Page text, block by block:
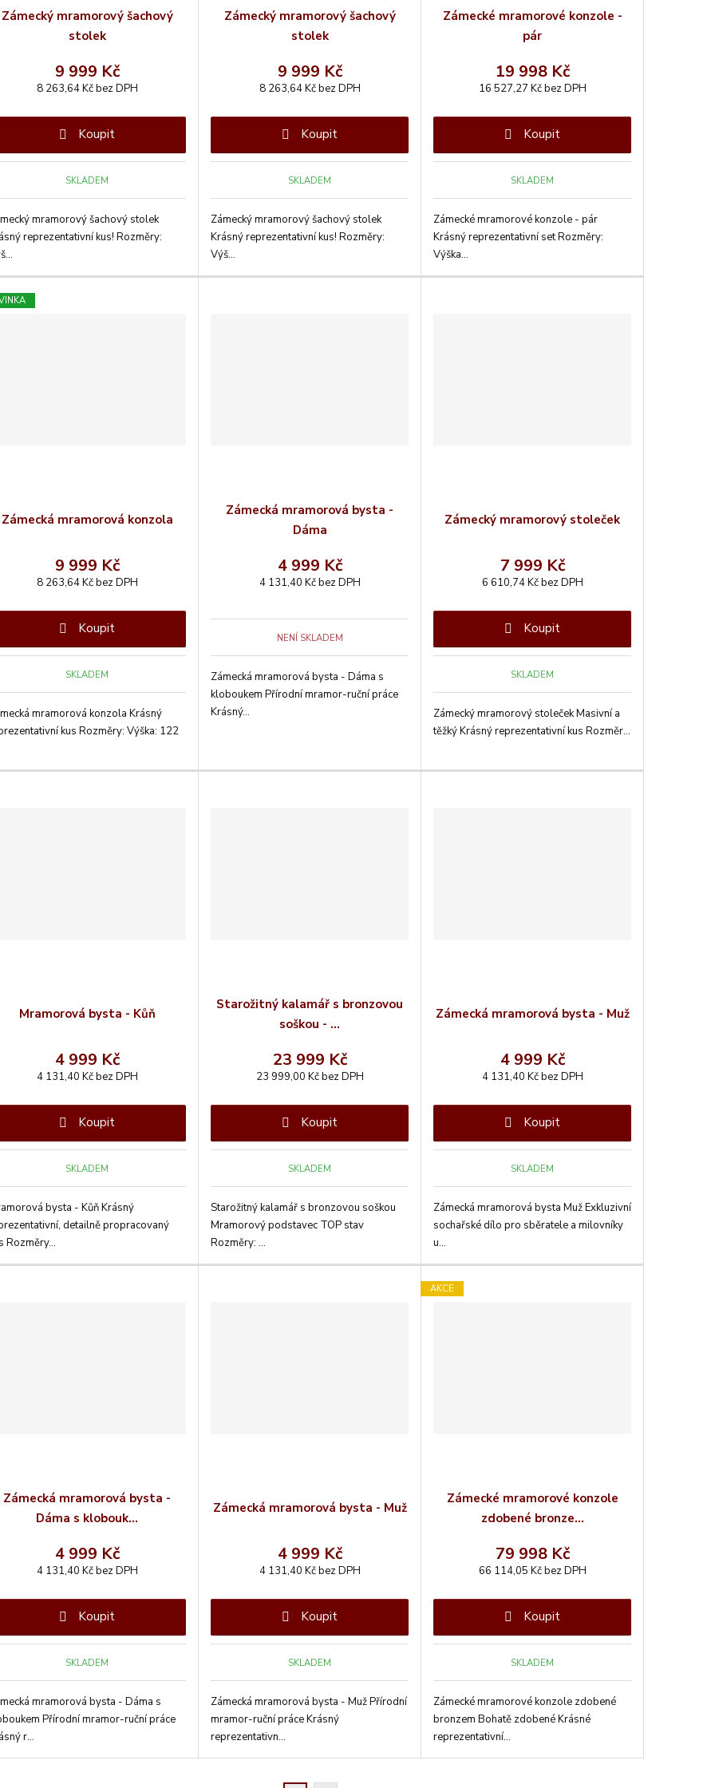
s
s
Zámecký mramorový šachový
stolek
9 999 Kč
8 263,64 Kč bez DPH
Koupit
SKLADEM
mramorový šachový stolek
reprezentativní kus! Rozměry:
Zámecký mramorový šachový
stolek
9 999 Kč
8 263,64 Kč bez DPH
Koupit
SKLADEM
Zámecký mramorový šachový stolek
Krásný reprezentativní kus! Rozměry:
Výš...
Zámecké mramorové konzole -
pár
19 998 Kč
16 527,27 Kč bez DPH
Koupit
SKLADEM
Zámecké mramorové konzole - pár
Krásný reprezentativní set Rozměry:
Výška...
Zámecká mramorová konzola
9 999 Kč
8 263,64 Kč bez DPH
Koupit
SKLADEM
mramorová konzola Krásný
kus Rozměry: Výška: 122
Zámecká mramorová bysta -
Dáma
4 999 Kč
4 131,40 Kč bez DPH
NENÍ SKLADEM
Zámecká mramorová bysta - Dáma s
kloboukem Přírodní mramor-ruční práce
Krásný...
Zámecký mramorový stoleček
7 999 Kč
6 610,74 Kč bez DPH
Koupit
SKLADEM
Zámecký mramorový stoleček Masivní a
těžký Krásný reprezentativní kus Rozměr...
Mramorová bysta - Kůň
4 999 Kč
4 131,40 Kč bez DPH
Koupit
SKLADEM
bysta - Kůň Krásný
detailně propracovaný
Rozměry...
Starožitný kalamář s bronzovou
soškou - ...
23 999 Kč
23 999,00 Kč bez DPH
Koupit
SKLADEM
Starožitný kalamář s bronzovou soškou
Mramorový podstavec TOP stav
Rozměry: ...
Zámecká mramorová bysta - Muž
4 999 Kč
4 131,40 Kč bez DPH
Koupit
SKLADEM
Zámecká mramorová bysta Muž Exkluzivní
sochařské dílo pro sběratele a milovníky
u...
Zámecká mramorová bysta -
Dáma s klobouk...
4 999 Kč
4 131,40 Kč bez DPH
Koupit
SKLADEM
mramorová bysta - Dáma s
Přírodní mramor-ruční práce
r...
Zámecká mramorová bysta - Muž
4 999 Kč
4 131,40 Kč bez DPH
Koupit
SKLADEM
Zámecká mramorová bysta - Muž Přírodní
mramor-ruční práce Krásný
reprezentativn...
AKCE
Zámecké mramorové konzole
zdobené bronze...
79 998 Kč
66 114,05 Kč bez DPH
Koupit
SKLADEM
Zámecké mramorové konzole zdobené
bronzem Bohatě zdobené Krásné
reprezentativní...